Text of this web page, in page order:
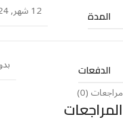
المدة 12 شهر ,
24
الدفعات
مراجعات (0)
المراجعات